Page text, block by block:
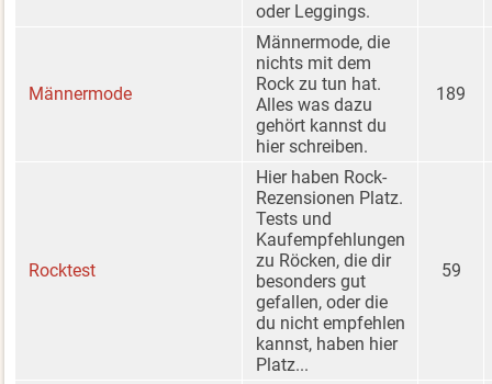
oder Leggings.
Männermode
Männermode, die
nichts mit dem
Rock zu tun hat.
Alles was dazu
gehört kannst du
hier schreiben.
189
Rocktest
Hier haben Rock-
Rezensionen Platz.
Tests und
Kaufempfehlungen
zu Röcken, die dir
besonders gut
gefallen, oder die
du nicht empfehlen
kannst, haben hier
Platz...
59